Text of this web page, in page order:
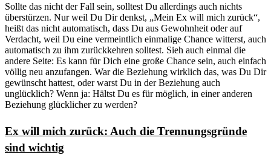
Sollte das nicht der Fall sein, solltest Du allerdings auch nichts
überstürzen. Nur weil Du Dir denkst, „Mein Ex will mich zurück“,
heißt das nicht automatisch, dass Du aus Gewohnheit oder auf
Verdacht, weil Du eine vermeintlich einmalige Chance witterst, auch
automatisch zu ihm zurückkehren solltest. Sieh auch einmal die
andere Seite: Es kann für Dich eine große Chance sein, auch einfach
völlig neu anzufangen. War die Beziehung wirklich das, was Du Dir
gewünscht hattest, oder warst Du in der Beziehung auch
unglücklich? Wenn ja: Hältst Du es für möglich, in einer anderen
Beziehung glücklicher zu werden?
Ex will mich zurück: Auch die Trennungsgründe
sind wichtig